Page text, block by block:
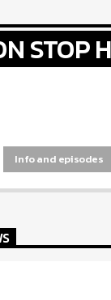
STOP
Info and episodes